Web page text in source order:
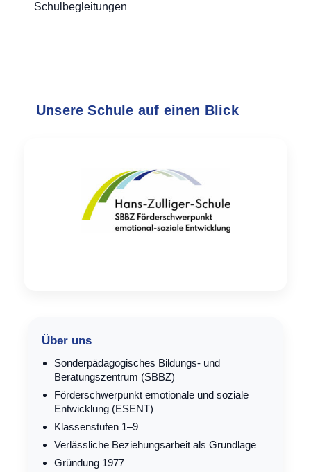
Schulbegleitungen
Unsere Schule auf einen Blick
Über uns
Son­der­päd­ago­gi­sches Bil­dungs- und
Bera­tungs­zen­trum (SBBZ)
För­der­schwer­punkt emo­tio­na­le und sozia­le
Ent­wick­lung (ESENT)
Klas­sen­stu­fen 1–9
Ver­läss­li­che Bezie­hungs­ar­beit als Grundlage
Grün­dung 1977